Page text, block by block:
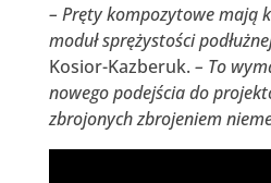
– Pręty kompozytowe mają
moduł sprężystości
Kosior-Kazberuk. – To
nowego podejścia do
zbrojonych zbrojeniem